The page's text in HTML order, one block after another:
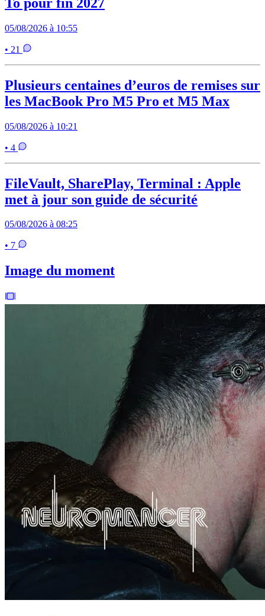
05/08/2026 à 10:55
• 21
Plusieurs centaines d’euros de remises sur
les MacBook Pro M5 Pro et M5 Max
05/08/2026 à 10:21
• 4
FileVault, SharePlay, Terminal : Apple
met à jour son guide de sécurité
05/08/2026 à 08:25
• 7
Image du moment